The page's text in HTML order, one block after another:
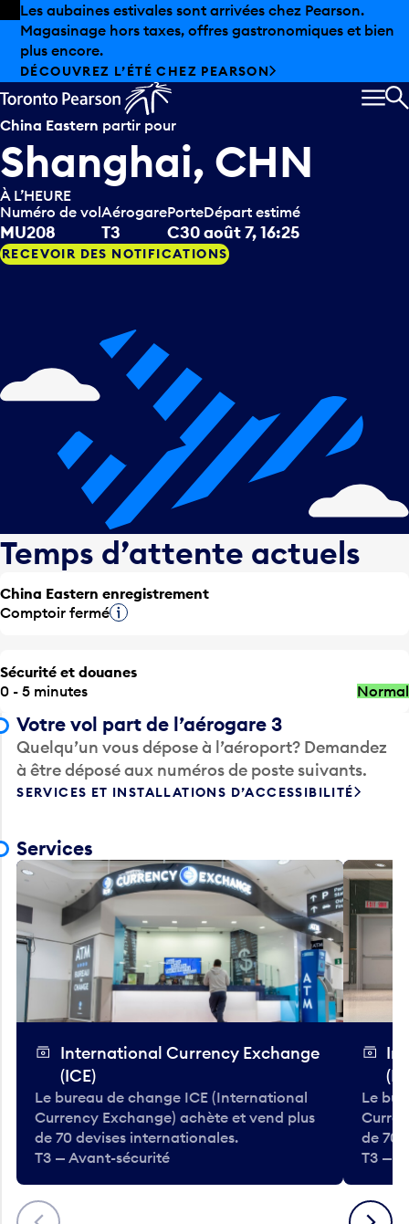
Skip to offers
Passer au contenu principal
Les aubaines estivales sont arrivées chez Pearson.
Magasinage hors taxes, offres gastronomiques et bien
plus encore.
DÉCOUVREZ L’ÉTÉ CHEZ PEARSON
China Eastern partir pour
Shanghai, CHN
À L’HEURE
Numéro de vol
MU208
Aérogare
T3
Porte
C30
Départ estimé
août 7, 16:25
RECEVOIR DES NOTIFICATIONS
Temps d’attente actuels
China Eastern enregistrement
Comptoir ferméInfobulle
Sécurité et douanes
0 - 5 minutes
Normal
Votre vol part de l’aérogare 3
Quelqu’un vous dépose à l’aéroport? Demandez
à être déposé aux numéros de poste suivants.
SERVICES ET INSTALLATIONS D’ACCESSIBILITÉ
Services
Précédent
International Currency Exchange
(ICE)
Le bureau de change ICE (International
Currency Exchange) achète et vend plus
de 70 devises internationales.
T3 — Avant-sécurité
Le
de 70
T3 —
Suivant